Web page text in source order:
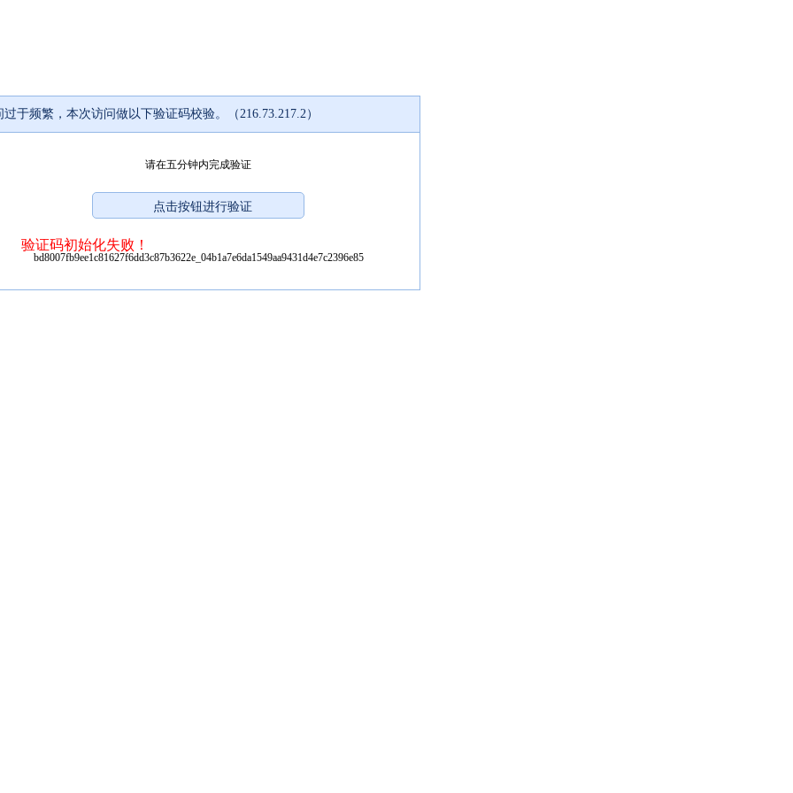
过于频繁，本次访问做以下验证码校验。（216.73.217.2）
请在五分钟内完成验证
验证码初始化失败！
bd8007fb9ee1c81627f6dd3c87b3622e_04b1a7e6da1549aa9431d4e7c2396e85